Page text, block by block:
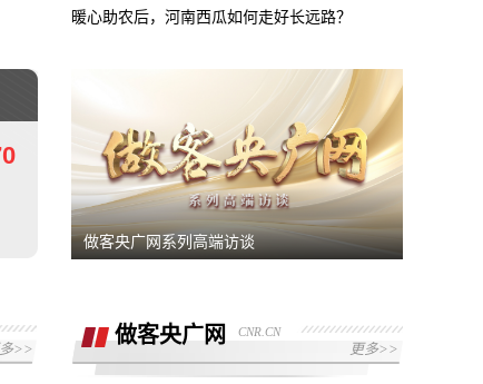
江津小伙在医院旁摆了张桌 饭菜全免费
暖心助农后，河南西瓜如何走好长远路？
做客央广网系列高端访谈
>>
做客央广网 CNR.CN
更多>>